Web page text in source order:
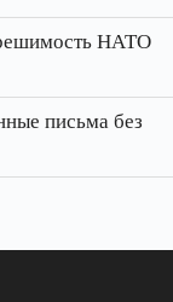
НАТО
письма без